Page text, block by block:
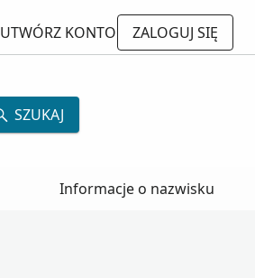
UTWÓRZ KONTO
ZALOGUJ SIĘ
SZUKAJ
Informacje o nazwisku